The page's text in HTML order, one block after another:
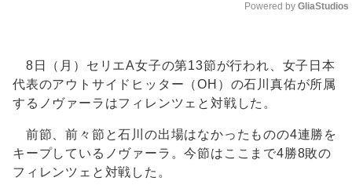
Powered by GliaStudios
8日（月）セリエA女子の第13節が行われ、女子日本
代表のアウトサイドヒッター（OH）の石川真佑が所属
するノヴァーラはフィレンツェと対戦した。
前節、前々節と石川の出場はなかったものの4連勝を
キープしているノヴァーラ。今節はここまで4勝8敗の
フィレンツェと対戦した。